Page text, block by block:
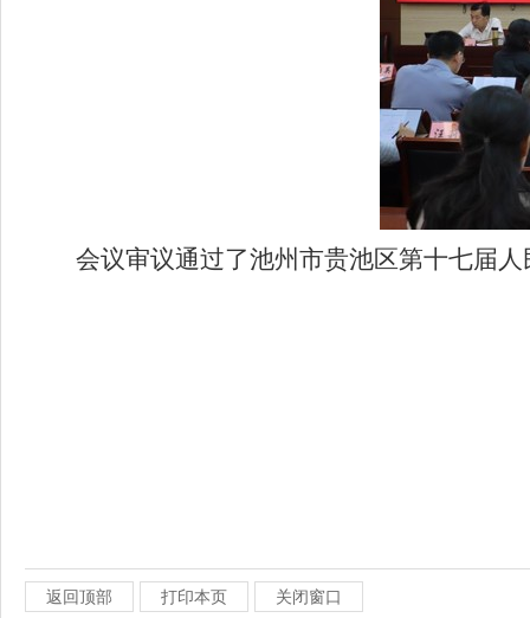
会议审议通过了池州市贵池区第十七届
返回顶部 打印本页 关闭窗口